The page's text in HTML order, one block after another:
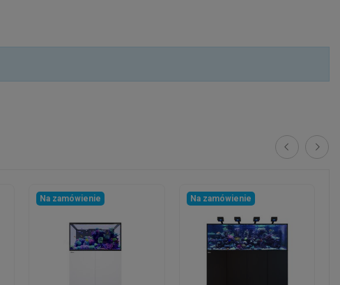
Na zamówienie Na zamówienie